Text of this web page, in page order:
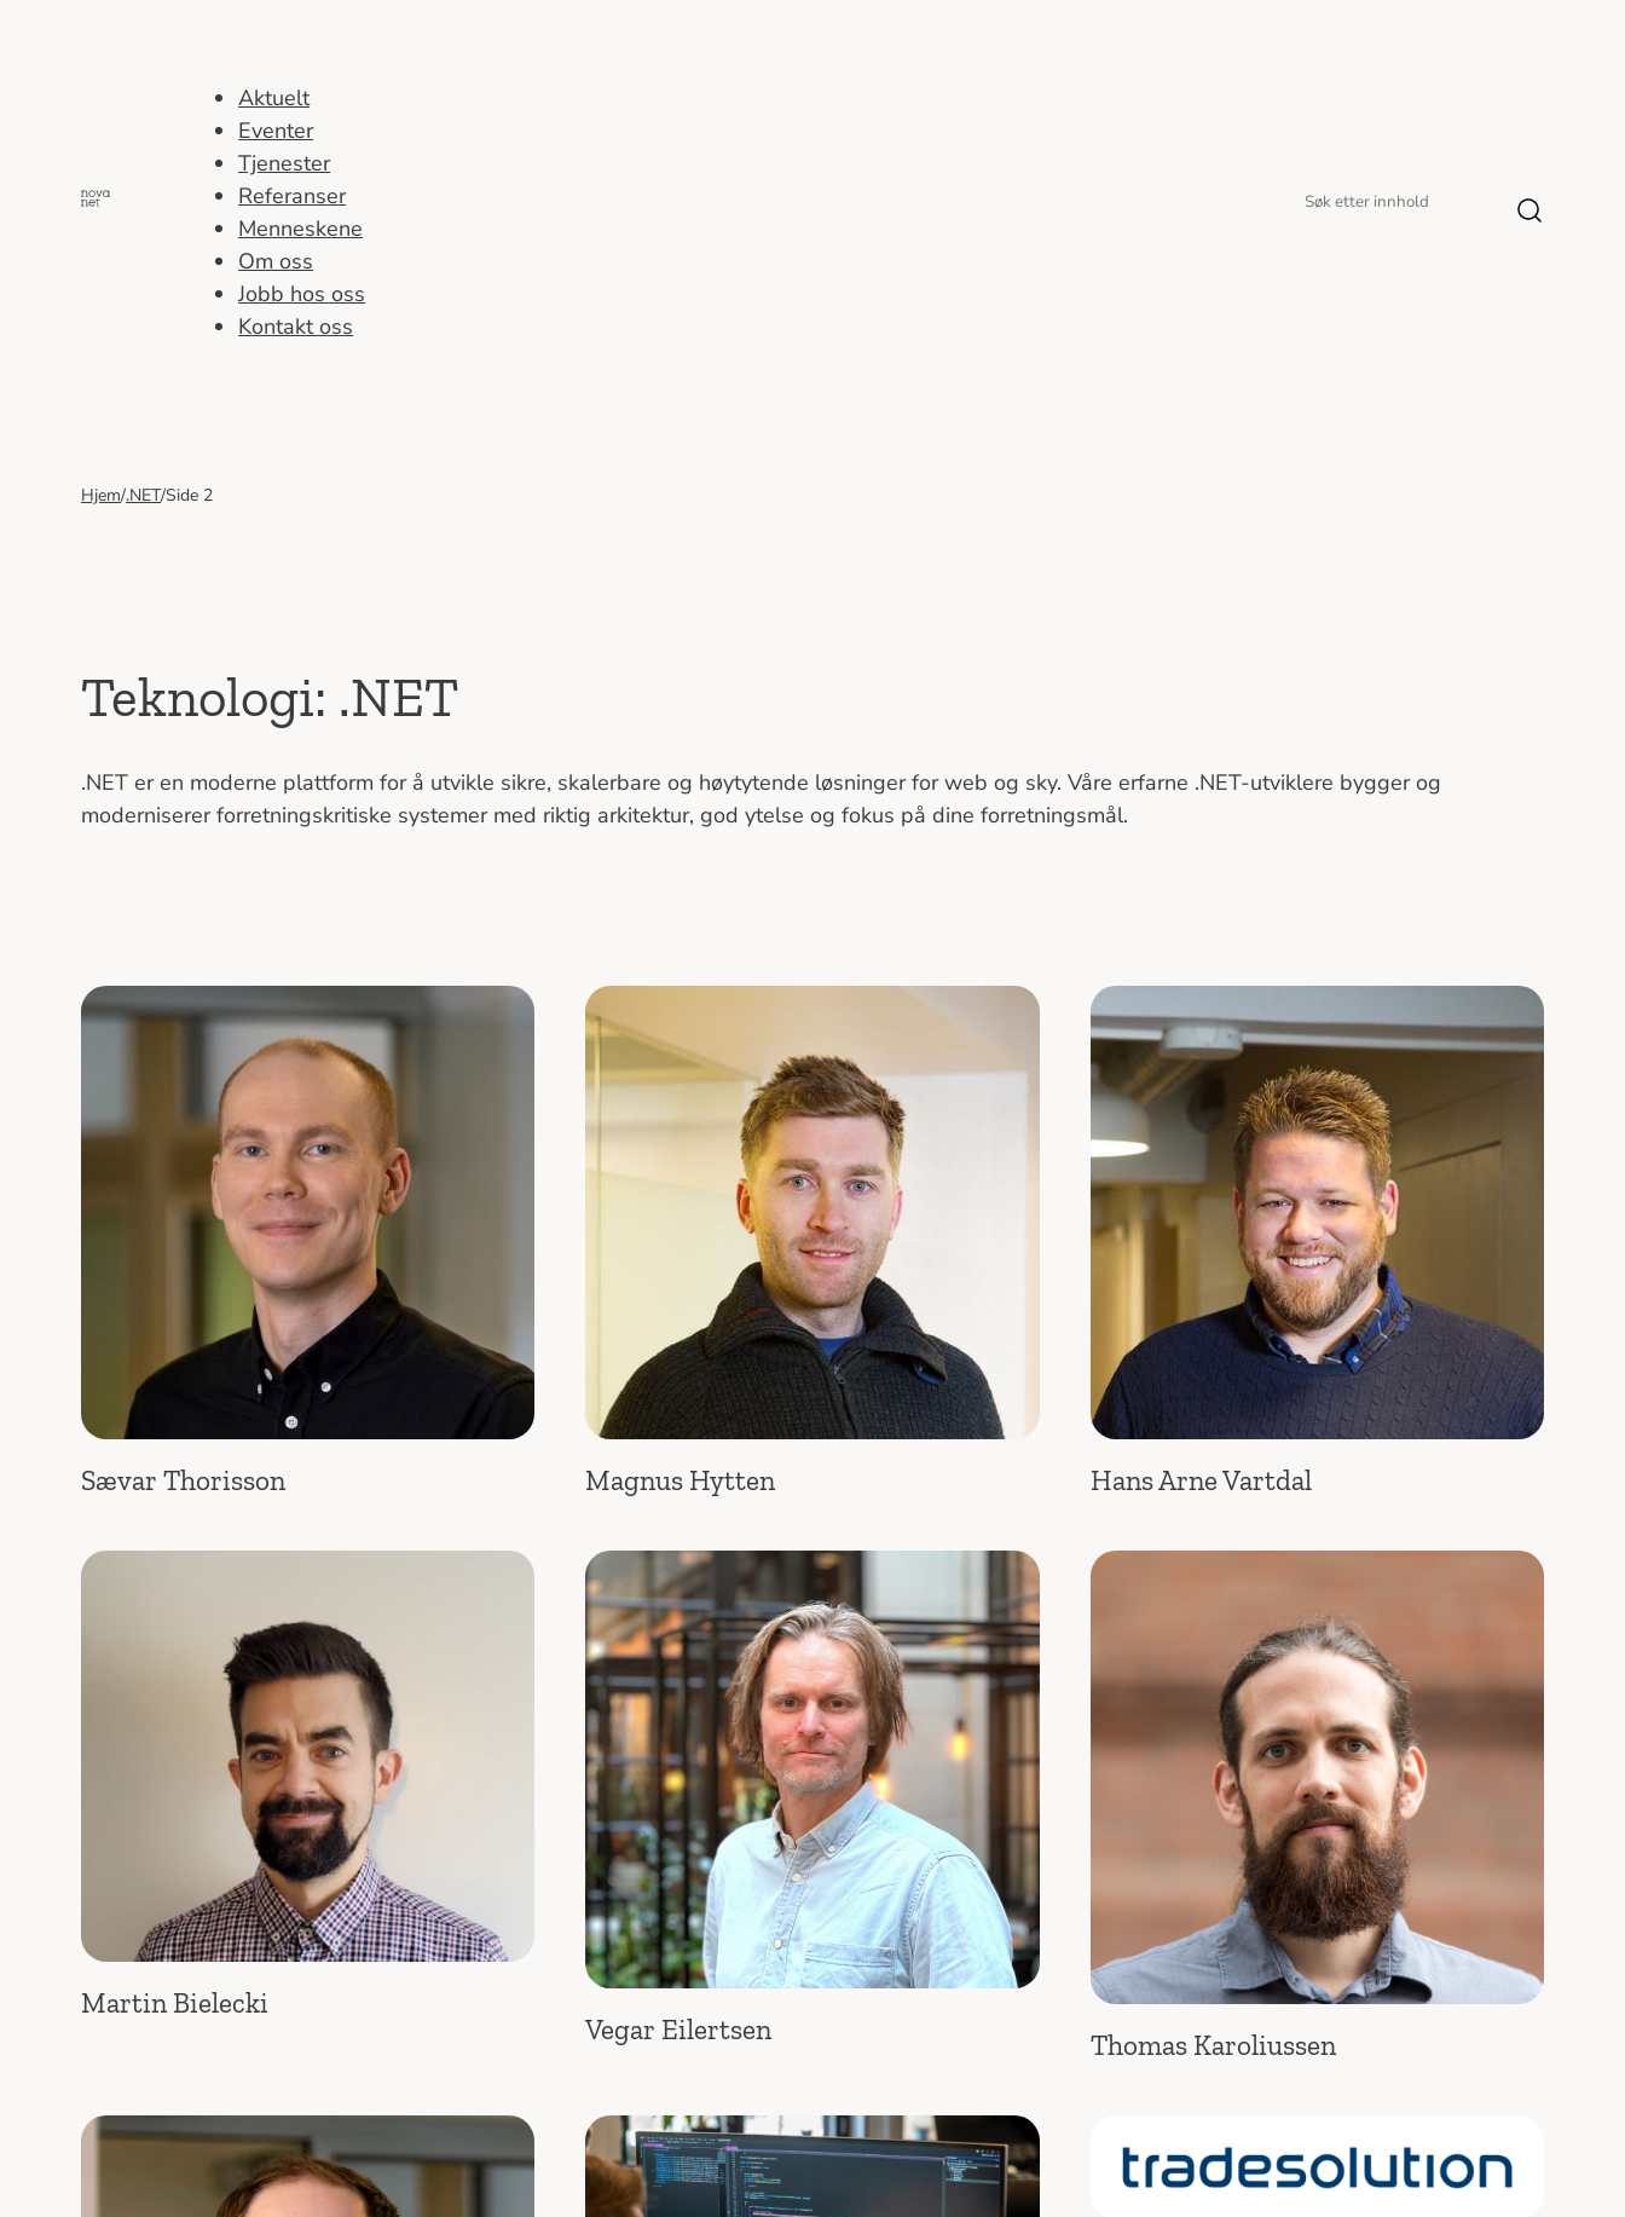
Aktuelt
Eventer
Tjenester
Referanser
Menneskene
Om oss
Jobb hos oss
Kontakt oss
Søk
Søk
Hjem/.NET/Side 2
Teknologi: .NET
.NET er en moderne plattform for å utvikle sikre, skalerbare og høytytende løsninger for web og sky. Våre erfarne .NET-utviklere bygger og
moderniserer forretningskritiske systemer med riktig arkitektur, god ytelse og fokus på dine forretningsmål.
Sævar Thorisson Magnus Hytten Hans Arne Vartdal
Martin Bielecki
Vegar Eilertsen Thomas Karoliussen